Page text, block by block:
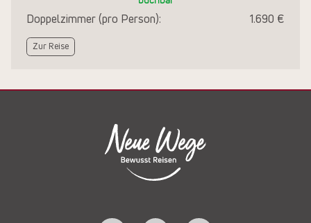
Doppelzimmer (pro Person): 1.690 €
Zur Reise